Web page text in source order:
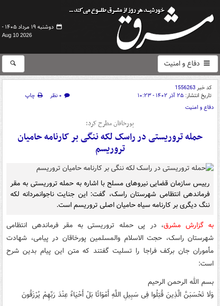
دوشنبه ۱۹ مرداد ۱۴۰۵ -
Aug 10 2026
دفاع و امنیت
کد خبر1556263
تاریخ انتشار: ۲۵ آذر ۱۴۰۲ - ۱۰:۲۳ ۰ نظر
چاپ
دفاع و امنیت
پورخاقان مطرح کرد؛
حمله تروریستی در راسک لکه ننگی بر کارنامه حامیان
تروریسم
رییس سازمان قضایی نیروهای مسلح با اشاره به حمله تروریستی به مقر
فرماندهی انتظامی شهرستان راسک، گفت: این جنایت ناجوانمردانه لکه
ننگ دیگری بر کارنامه سیاه حامیان اصلی تروریسم است.
به گزارش مشرق، در پی حمله تروریستی به مقر فرماندهی انتظامی
شهرستان راسک، حجت الاسلام والمسلمین پورخاقان در پیامی، شهادت
مأموران جان برکف فراجا را تسلیت گفتند که متن این پیام بدین شرح
است:
بسم الله الرحمن الرحیم
وَلَا تَحْسَبَنَّ الَّذِینَ قُتِلُوا فِی سَبِیلِ اللَّهِ أَمْوَاتًا بَلْ أَحْیَاءٌ عِنْدَ رَبِّهِمْ یُرْزَقُونَ